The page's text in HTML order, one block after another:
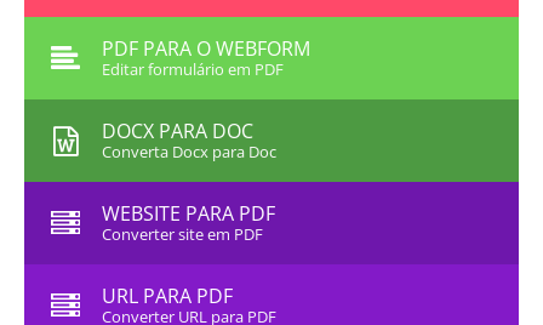
PDF PARA O WEBFORM
Editar formulário em PDF
DOCX PARA DOC
Converta Docx para Doc
WEBSITE PARA PDF
Converter site em PDF
URL PARA PDF
Converter URL para PDF